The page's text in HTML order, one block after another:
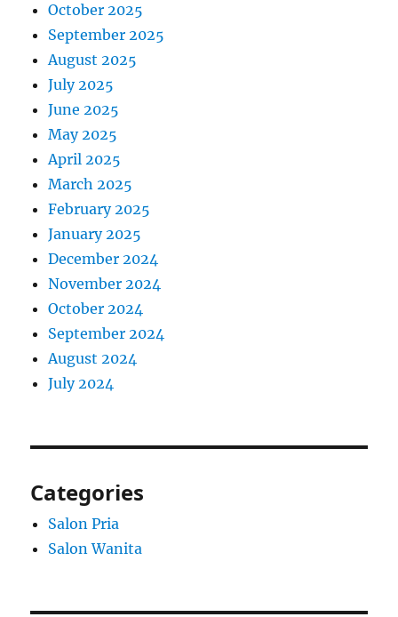
October 2025
September 2025
August 2025
July 2025
June 2025
May 2025
April 2025
March 2025
February 2025
January 2025
December 2024
November 2024
October 2024
September 2024
August 2024
July 2024
Categories
Salon Pria
Salon Wanita